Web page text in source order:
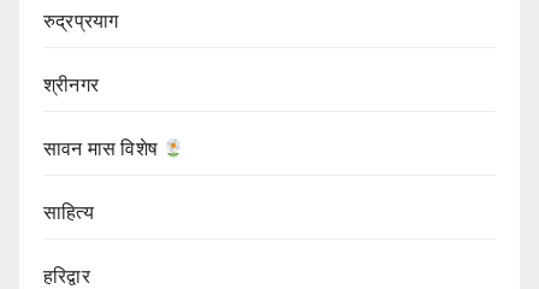
रुद्रप्रयाग
श्रीनगर
सावन मास विशेष
साहित्य
हरिद्वार